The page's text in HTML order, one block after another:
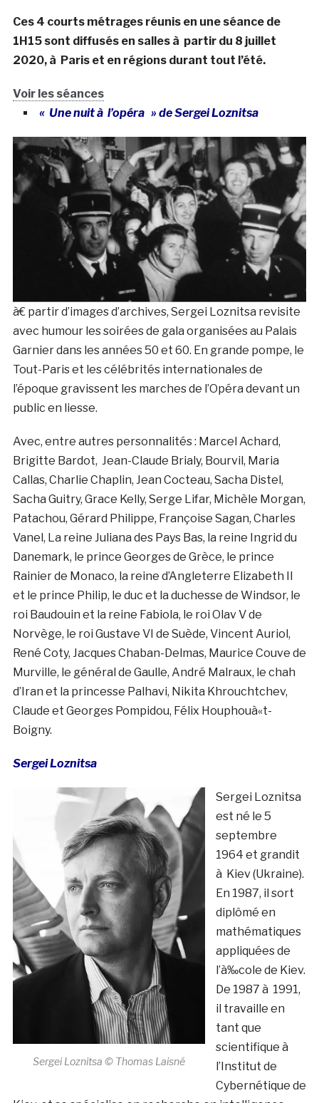
Ces 4 courts métrages réunis en une séance de
1H15 sont diffusés en salles à partir du 8 juillet
2020, à Paris et en régions durant tout l’été.
Voir les séances
« Une nuit à l’opéra » de Sergei Loznitsa
à€ partir d’images d’archives, Sergei Loznitsa revisite
avec humour les soirées de gala organisées au Palais
Garnier dans les années 50 et 60. En grande pompe, le
Tout-Paris et les célébrités internationales de
l’époque gravissent les marches de l’Opéra devant un
public en liesse.
Avec, entre autres personnalités : Marcel Achard,
Brigitte Bardot, Jean-Claude Brialy, Bourvil, Maria
Callas, Charlie Chaplin, Jean Cocteau, Sacha Distel,
Sacha Guitry, Grace Kelly, Serge Lifar, Michèle Morgan,
Patachou, Gérard Philippe, Françoise Sagan, Charles
Vanel, La reine Juliana des Pays Bas, la reine Ingrid du
Danemark, le prince Georges de Grèce, le prince
Rainier de Monaco, la reine d’Angleterre Elizabeth Il
et le prince Philip, le duc et la duchesse de Windsor, le
roi Baudouin et la reine Fabiola, le roi Olav V de
Norvège, le roi Gustave VI de Suède, Vincent Auriol,
René Coty, Jacques Chaban-Delmas, Maurice Couve de
Murville, le général de Gaulle, André Malraux, le chah
d’Iran et la princesse Palhavi, Nikita Khrouchtchev,
Claude et Georges Pompidou, Félix Houphouà«t-
Boigny.
Sergei Loznitsa
Sergei Loznitsa © Thomas Laisné
Sergei Loznitsa
est né le 5
septembre
1964 et grandit
à Kiev (Ukraine).
En 1987, il sort
diplômé en
mathématiques
appliquées de
l’à‰cole de Kiev.
De 1987 à 1991,
il travaille en
tant que
scientifique à
l’Institut de
Cybernétique de